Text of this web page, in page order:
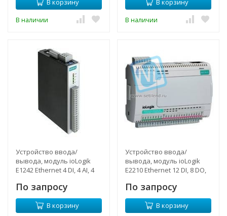
В наличии В наличии
Устройство ввода/
вывода, модуль ioLogik
E1242 Ethernet 4 DI, 4 AI, 4
По запросу
В корзину
Устройство ввода/
вывода, модуль ioLogik
E2210 Ethernet 12 DI, 8 DO,
По запросу
В корзину